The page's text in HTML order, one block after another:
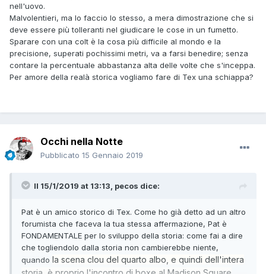
nell'uovo.
Malvolentieri, ma lo faccio lo stesso, a mera dimostrazione che si
deve essere più tolleranti nel giudicare le cose in un fumetto.
Sparare con una colt è la cosa più difficile al mondo e la
precisione, superati pochissimi metri, va a farsi benedire; senza
contare la percentuale abbastanza alta delle volte che s'inceppa.
Per amore della realà storica vogliamo fare di Tex una schiappa?
Occhi nella Notte
Pubblicato 15 Gennaio 2019
Il 15/1/2019 at 13:13, pecos dice:
Pat è un amico storico di Tex. Come ho già detto ad un altro
forumista che faceva la tua stessa affermazione, Pat è
FONDAMENTALE per lo sviluppo della storia: come fai a dire
che togliendolo dalla storia non cambierebbe niente,
quando la scena clou del quarto albo, e quindi dell'intera